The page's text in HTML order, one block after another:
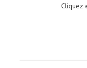
Cliquez